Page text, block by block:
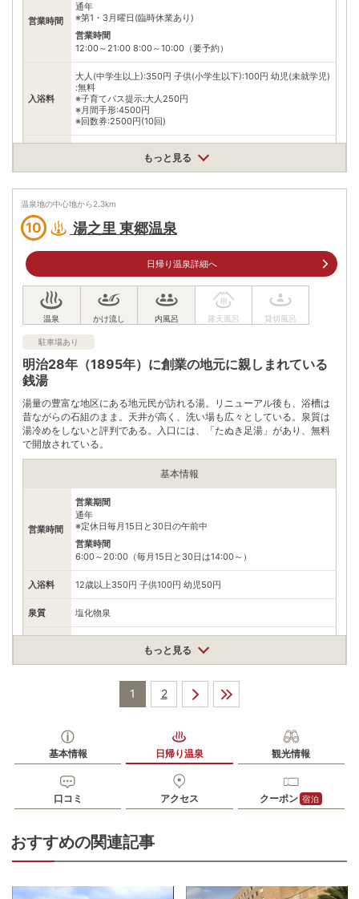
営業時間
通年
※第1・3月曜日(臨時休業あり)
営業時間
12:00～21:00 8:00～10:00（要予約）
入浴料
大人(中学生以上):350円 子供(小学生以下):100円 幼児(未就学児)
:無料
※子育てパス提示:大人250円
※月間手形:4500円
※回数券:2500円(10回)
アクセス
鹿児島県指宿市湯の浜5丁目19-25
車
JR指宿駅から約5分
JR指宿駅から徒歩で約15分
駐車場 無料（10台）
電話番号 0993242701
※ 掲載情報は変更になる場合があります。最新の内容はご利用前にご自身でお
※ 料金情報は税込・税抜表記が混ざっております。正しい金額はご利用前にご
自身でお問合せください。
もっと見る
温泉地の中心地から2.3km
10 湯之里 東郷温泉
日帰り温泉詳細へ
駐車場あり
明治28年（1895年）に創業の地元に親しまれている
銭湯
湯量の豊富な地区にある地元民が訪れる湯。リニューアル後も、浴槽は
昔ながらの石組のまま。天井が高く、洗い場も広々としている。泉質は
湯冷めをしないと評判である。入口には、「たぬき足湯」があり、無料
で開放されている。
基本情報
営業時間
営業期間
通年
※定休日毎月15日と30日の午前中
営業時間
6:00～20:00（毎月15日と30日は14:00～）
入浴料 12歳以上350円 子供100円 幼児50円
泉質 塩化物泉
鹿児島県指宿市大牟礼3丁目16-58
JR指宿駅から車で約3分
公共交通機関
駐車場 無料（18台）
電話番号
※ 掲載情報は変更になる場合があります。最新の内容はご利用前にご自身でお
※ 料金情報は税込・税抜表記が混ざっております。正しい金額はご利用前にご
自身でお問合せください。
もっと見る
1 2
基本情報 日帰り温泉 観光情報
口コミ アクセス クーポン 宿泊
おすすめの関連記事